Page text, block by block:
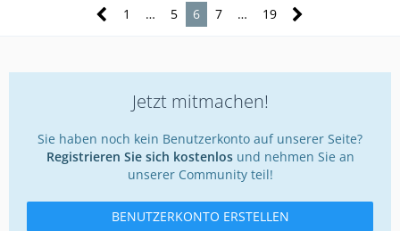
1 … 5 6 7 … 19
Jetzt mitmachen!
Sie haben noch kein Benutzerkonto auf unserer Seite?
Registrieren Sie sich kostenlosund nehmen Sie an
unserer Community teil!
BENUTZERKONTO ERSTELLEN